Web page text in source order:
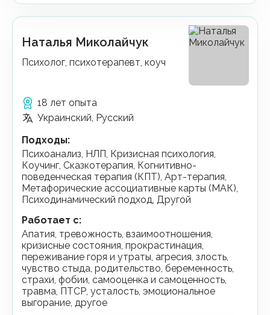
Наталья Миколайчук
Психолог, психотерапевт, коуч
18 лет опыта
Украинский, Русский
Подходы:
Психоанализ, НЛП, Кризисная психология,
Коучинг, Сказкотерапия, Когнитивно-
поведенческая терапия (КПТ), Арт-терапия,
Метафорические ассоциативные карты (МАК),
Психодинамический подход, Другой
Работает с:
апатия, тревожность, взаимоотношения,
кризисные состояния, прокрастинация,
переживание горя и утраты, агресия, злость,
чувство стыда, родительство, беременность,
страхи, фобии, самооценка и самоценность,
травма, ПТСР, усталость, эмоциональное
выгорание, другое